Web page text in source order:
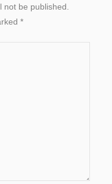
not be published.
*